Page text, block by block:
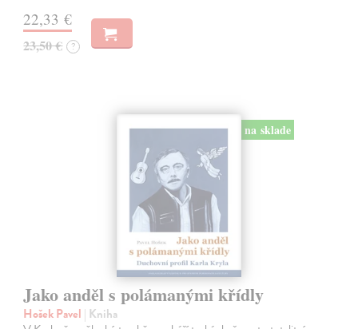
22,33 €
23,50 € ?
na sklade
Jako anděl s polámanými křídly
Hošek Pavel | Kniha